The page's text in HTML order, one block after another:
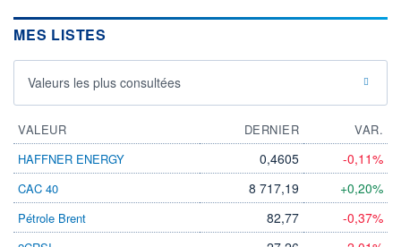
MES LISTES
Valeurs les plus consultées
VALEUR DERNIER
VAR.
HAFFNER ENERGY
0,4605 -0,11%
CAC 40 8 717,19 +0,20%
Pétrole Brent 82,77 -0,37%